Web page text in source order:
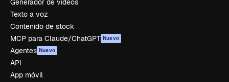
Generador de vídeos
Texto a voz
Contenido de stock
MCP para Claude/ChatGPT Nuevo
Agentes Nuevo
API
App móvil